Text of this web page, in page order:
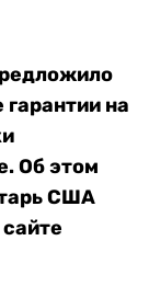
на
Об этом
США